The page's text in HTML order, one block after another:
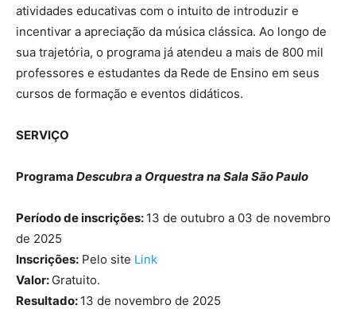
atividades educativas com o intuito de introduzir e
incentivar a apreciação da música clássica. Ao longo de
sua trajetória, o programa já atendeu a mais de 800 mil
professores e estudantes da Rede de Ensino em seus
cursos de formação e eventos didáticos.
SERVIÇO
Programa Descubra a Orquestra na Sala São Paulo
Período de inscrições: 13 de outubro a 03 de novembro
de 2025
Inscrições: Pelo site Link
Valor: Gratuito.
Resultado: 13 de novembro de 2025